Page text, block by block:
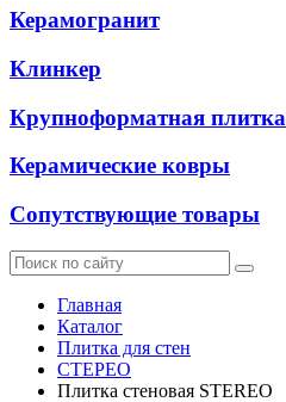
Керамогранит
Клинкер
Крупноформатная плитка
Керамические ковры
Сопутствующие товары
Главная
Каталог
Плитка для стен
СТЕРЕО
Плитка стеновая STEREO